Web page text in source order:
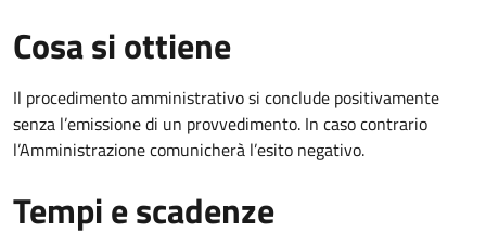
Cosa si ottiene
Il procedimento amministrativo si conclude positivamente
senza l’emissione di un provvedimento. In caso contrario
l’Amministrazione comunicherà l’esito negativo.
Tempi e scadenze